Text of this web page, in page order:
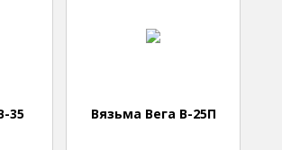
35 Вязьма Вега В-25П